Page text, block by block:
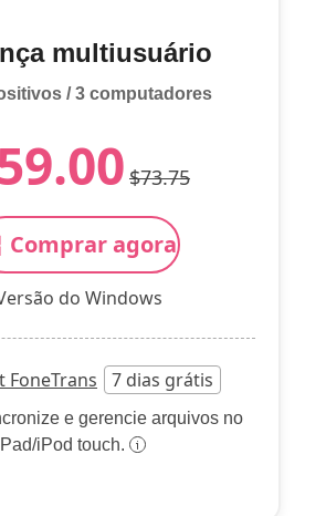
multiusuário
/ 3 computadores
$73.75
Comprar agora
do Windows
FoneTrans 7 dias grátis
e gerencie arquivos no
iPod touch.